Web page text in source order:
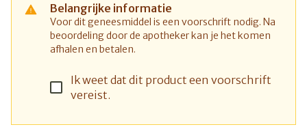
Belangrijke informatie
Voor dit geneesmiddel is een voorschrift nodig. Na
beoordeling door de apotheker kan je het komen
afhalen en betalen.
Ik weet dat dit product een voorschrift
vereist.